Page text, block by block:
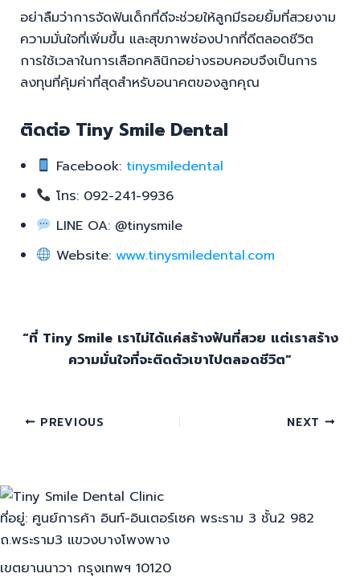
อย่าลืมว่าการจัดฟันเด็กที่ดีจะช่วยให้ลูกมีรอยยิ้มที่สวยงาม
ความมั่นใจที่เพิ่มขึ้น และสุขภาพช่องปากที่ดีตลอดชีวิต
การใช้เวลาในการเลือกคลินิกอย่างรอบคอบจึงเป็นการ
ลงทุนที่คุ้มค่าที่สุดสำหรับอนาคตของลูกคุณ
ติดต่อ Tiny Smile Dental
Facebook: tinysmiledental
โทร: 092-241-9936
LINE OA: @tinysmile
Website: www.tinysmiledental.com
“ที่ Tiny Smile เราไม่ได้แค่สร้างฟันที่สวย แต่เราสร้าง
ความมั่นใจที่จะติดตัวเขาไปตลอดชีวิต”
PREVIOUS NEXT
ที่อยู่: ศูนย์การค้า อินท์-อินเตอร์เซค พระราม 3 ชั้น2 982
ถ.พระราม3 แขวงบางโพงพาง
เขตยานนาวา กรุงเทพฯ 10120